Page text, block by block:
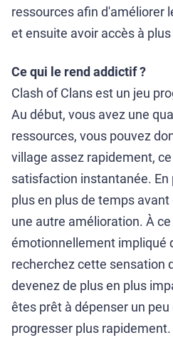
ressources afin d'améliorer
et ensuite avoir accès à
Ce qui le rend addictif ?
Clash of Clans est un jeu
Au début, vous avez une
ressources, vous pouvez
village assez rapidement,
satisfaction instantanée. En
plus en plus de temps
une autre amélioration. À
émotionnellement impliqué
recherchez cette sensation
devenez de plus en plus
êtes prêt à dépenser un
progresser plus rapidement.